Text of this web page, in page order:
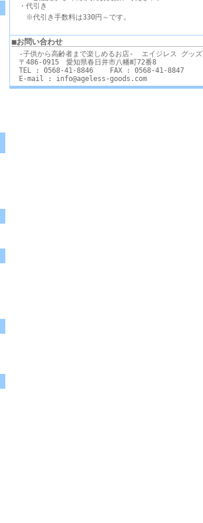
・代引き
※代引き手数料は330円～です。
■お問い合わせ
-子供から高齢者まで楽しめるお店- エイジレス グッズ
〒486-0915 愛知県春日井市八幡町72番8
TEL : 0568-41-8846 FAX : 0568-41-8847
E-mail : info@ageless-goods.com